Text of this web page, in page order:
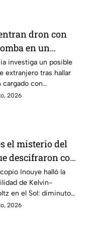
dron con
en un
de
no explotó
técnica
investiga un posible
extranjero tras hallar
cargado con
en el aeropuerto de
2026
el misterio del
descifraron con
en
explica las
solares que
a la Tierra
Inouye halló la
de Kelvin-
en el Sol: diminutos
que explicarían el
2026